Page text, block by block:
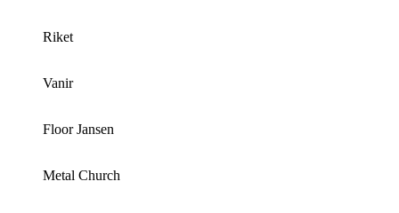
Riket
Vanir
Floor Jansen
Metal Church